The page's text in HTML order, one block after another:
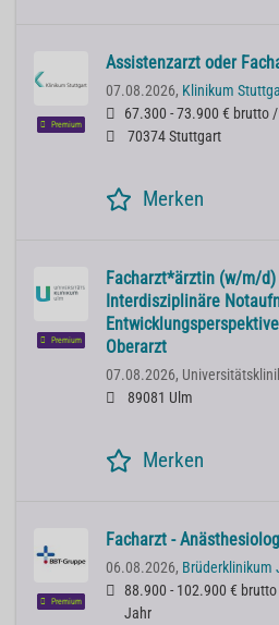
Premium
Assistenzarzt oder
07.08.2026, Klinikum
67.300 - 73.900 € brutto
70374 Stuttgart
Merken
Premium
Facharzt*ärztin (w/m/
Interdisziplinäre
Oberarzt
07.08.2026,
89081 Ulm
Merken
Premium
Facharzt -
06.08.2026, Brüderklinikum
88.900 - 102.900 €
Jahr